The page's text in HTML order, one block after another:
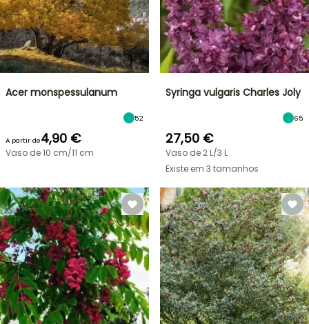
Acer monspessulanum
52
A partir de4,90 €
Vaso de 10 cm/11 cm
Syringa vulgaris Charles Joly
65
27,50 €
Vaso de 2 L/3 L
Existe em 3 tamanhos